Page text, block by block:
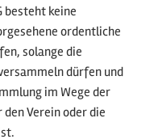
besteht keine
ordentliche
solange die
dürfen und
im Wege der
Verein oder die